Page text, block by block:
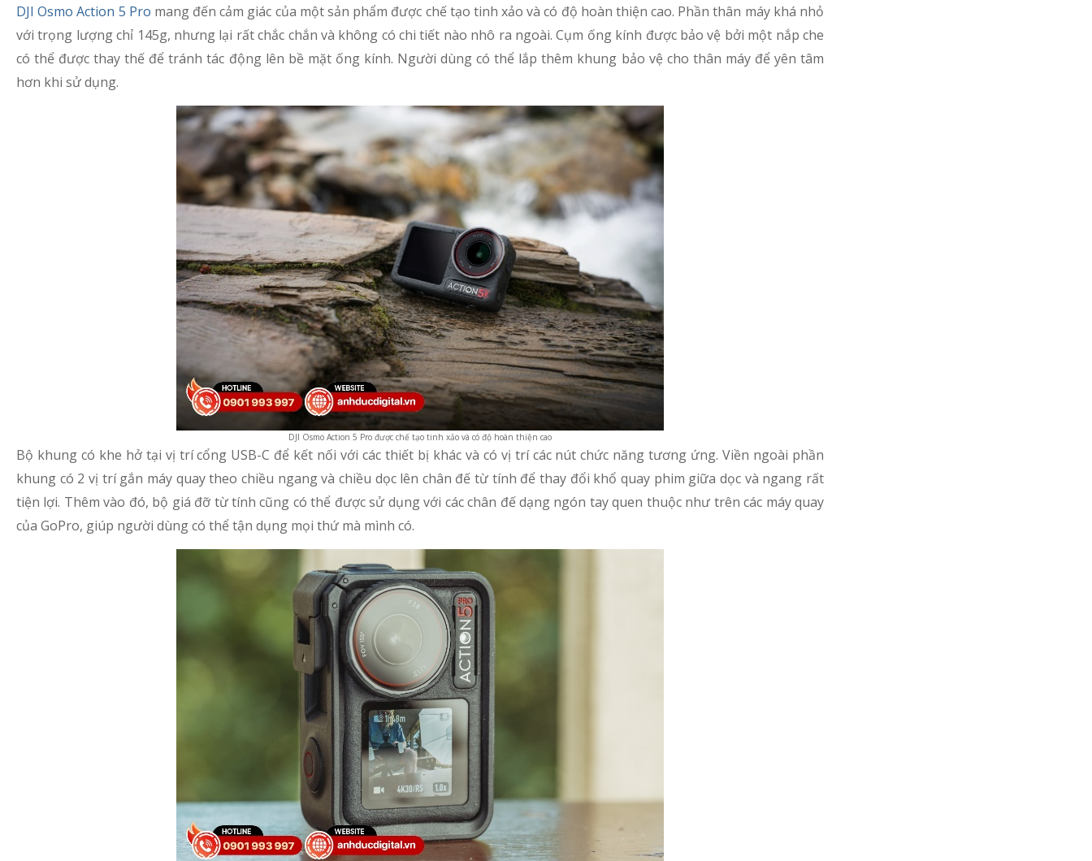
DJI Osmo Action 5 Pro mang đến cảm giác của một sản phẩm được chế tạo tinh xảo và có độ hoàn thiện cao. Phần thân máy khá nhỏ
với trọng lượng chỉ 145g, nhưng lại rất chắc chắn và không có chi tiết nào nhô ra ngoài. Cụm ống kính được bảo vệ bởi một nắp che
có thể được thay thế để tránh tác động lên bề mặt ống kính. Người dùng có thể lắp thêm khung bảo vệ cho thân máy để yên tâm
hơn khi sử dụng.
DJI Osmo Action 5 Pro được chế tạo tinh xảo và có độ hoàn thiện cao
Bộ khung có khe hở tại vị trí cổng USB-C để kết nối với các thiết bị khác và có vị trí các nút chức năng tương ứng. Viền ngoài phần
khung có 2 vị trí gắn máy quay theo chiều ngang và chiều dọc lên chân đế từ tính để thay đổi khổ quay phim giữa dọc và ngang rất
tiện lợi. Thêm vào đó, bộ giá đỡ từ tính cũng có thể được sử dụng với các chân đế dạng ngón tay quen thuộc như trên các máy quay
của GoPro, giúp người dùng có thể tận dụng mọi thứ mà mình có.